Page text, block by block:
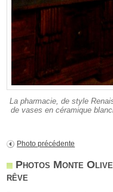
La pharmacie, de style
de vases en céramique
Photo précédente
Photos Monte
rêve